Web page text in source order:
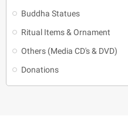
Buddha Statues
Ritual Items & Ornament
Others (Media CD's & DVD)
Donations